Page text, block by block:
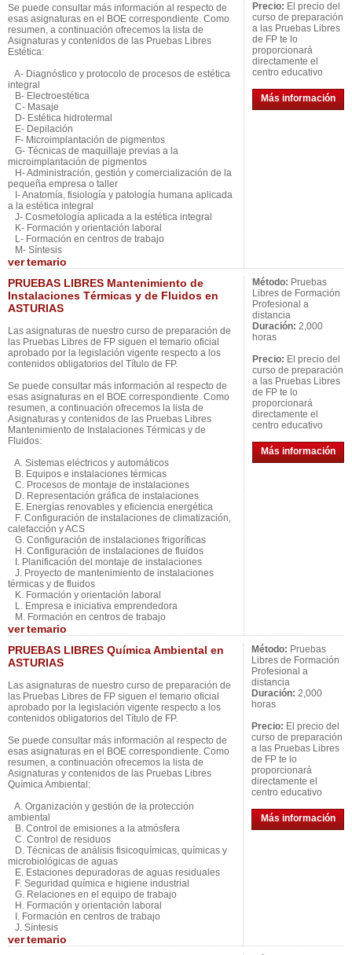
Se puede consultar más información al respecto de
esas asignaturas en el BOE correspondiente. Como
resumen, a continuación ofrecemos la lista de
Asignaturas y contenidos de las Pruebas Libres
Estética:
A- Diagnóstico y protocolo de procesos de estética
integral
B- Electroestética
C- Masaje
D- Estética hidrotermal
E- Depilación
F- Microimplantación de pigmentos
G- Técnicas de maquillaje previas a la
microimplantación de pigmentos
H- Administración, gestión y comercialización de la
pequeña empresa o taller
I- Anatomía, fisiología y patología humana aplicada
a la estética integral
J- Cosmetología aplicada a la estética integral
K- Formación y orientación laboral
L- Formación en centros de trabajo
M- Síntesis
vertemario
Precio: El precio del
curso de preparación
a las Pruebas Libres
de FP te lo
proporcionará
directamente el
centro educativo
Más información
PRUEBAS LIBRES Mantenimiento de
Instalaciones Térmicas y de Fluidos en
ASTURIAS
Las asignaturas de nuestro curso de preparación de
las Pruebas Libres de FP siguen el temario oficial
aprobado por la legislación vigente respecto a los
contenidos obligatorios del Título de FP.
Se puede consultar más información al respecto de
esas asignaturas en el BOE correspondiente. Como
resumen, a continuación ofrecemos la lista de
Asignaturas y contenidos de las Pruebas Libres
Mantenimiento de Instalaciones Térmicas y de
Fluidos:
A. Sistemas eléctricos y automáticos
B. Equipos e instalaciones térmicas
C. Procesos de montaje de instalaciones
D. Representación gráfica de instalaciones
E. Energías renovables y eficiencia energética
F. Configuración de instalaciones de climatización,
calefacción y ACS
G. Configuración de instalaciones frigoríficas
H. Configuración de instalaciones de fluidos
I. Planificación del montaje de instalaciones
J. Proyecto de mantenimiento de instalaciones
térmicas y de fluidos
K. Formación y orientación laboral
L. Empresa e iniciativa emprendedora
M. Formación en centros de trabajo
vertemario
Método: Pruebas
Libres de Formación
Profesional a
distancia
Duración: 2,000
horas
Precio: El precio del
curso de preparación
a las Pruebas Libres
de FP te lo
proporcionará
directamente el
centro educativo
Más información
PRUEBAS LIBRES Química Ambiental en
ASTURIAS
Las asignaturas de nuestro curso de preparación de
las Pruebas Libres de FP siguen el temario oficial
aprobado por la legislación vigente respecto a los
contenidos obligatorios del Título de FP.
Se puede consultar más información al respecto de
esas asignaturas en el BOE correspondiente. Como
resumen, a continuación ofrecemos la lista de
Asignaturas y contenidos de las Pruebas Libres
Química Ambiental:
A. Organización y gestión de la protección
ambiental
B. Control de emisiones a la atmósfera
C. Control de residuos
D. Técnicas de análisis fisicoquímicas, químicas y
microbiológicas de aguas
E. Estaciones depuradoras de aguas residuales
F. Seguridad química e higiene industrial
G. Relaciones en el equipo de trabajo
H. Formación y orientación laboral
I. Formación en centros de trabajo
J. Síntesis
vertemario
Método: Pruebas
Libres de Formación
Profesional a
distancia
Duración: 2,000
horas
Precio: El precio del
curso de preparación
a las Pruebas Libres
de FP te lo
proporcionará
directamente el
centro educativo
Más información